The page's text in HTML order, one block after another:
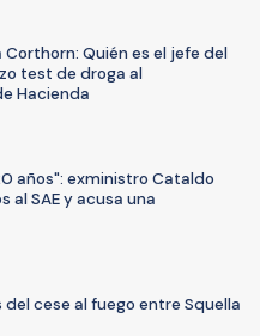
Quién es el jefe del
test de droga al
Hacienda
años": exministro Cataldo
al SAE y acusa una
cese al fuego entre Squella